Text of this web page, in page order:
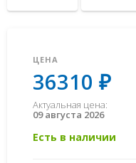
ЦЕНА
36310 ₽
Актуальная цена:
09 августа 2026
Есть в наличии